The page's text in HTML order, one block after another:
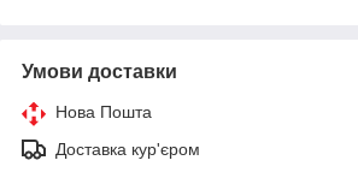
Умови доставки
Нова Пошта
Доставка кур'єром